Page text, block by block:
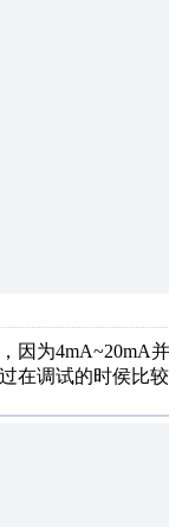
为4mA~20mA
在调试的时侯比